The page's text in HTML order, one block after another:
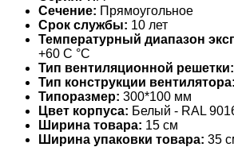
Сечение: Прямоугольное
Срок службы: 10 лет
Температурный диапазон
+60 С °С
Тип вентиляционной решетки:
Тип конструкции вентилятора:
Типоразмер: 300*100 мм
Цвет корпуса: Белый - RAL
Ширина товара: 15 см
Ширина упаковки товара: 35